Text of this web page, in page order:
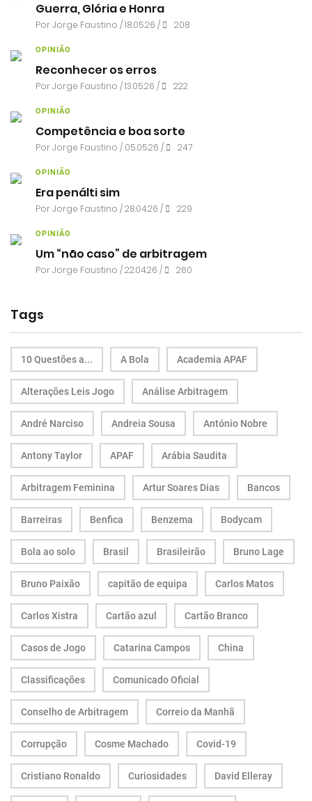
Guerra, Glória e Honra
PorJorge Faustino / 18.05.26 / 208
OPINIÃO
Reconhecer os erros
PorJorge Faustino / 13.05.26 / 222
OPINIÃO
Competência e boa sorte
PorJorge Faustino / 05.05.26 / 247
OPINIÃO
Era penálti sim
PorJorge Faustino / 28.04.26 / 229
OPINIÃO
Um “não caso” de arbitragem
PorJorge Faustino / 22.04.26 / 260
Tags
10 Questões a... A Bola Academia APAF
Alterações Leis Jogo Análise Arbitragem
André Narciso Andreia Sousa António Nobre
Antony Taylor APAF Arábia Saudita
Arbitragem Feminina Artur Soares Dias Bancos
Barreiras Benfica Benzema Bodycam
Bola ao solo Brasil Brasileirão Bruno Lage
Bruno Paixão capitão de equipa Carlos Matos
Carlos Xistra Cartão azul Cartão Branco
Casos de Jogo Catarina Campos China
Classificações Comunicado Oficial
Conselho de Arbitragem Correio da Manhã
Corrupção Cosme Machado Covid-19
Cristiano Ronaldo Curiosidades David Elleray